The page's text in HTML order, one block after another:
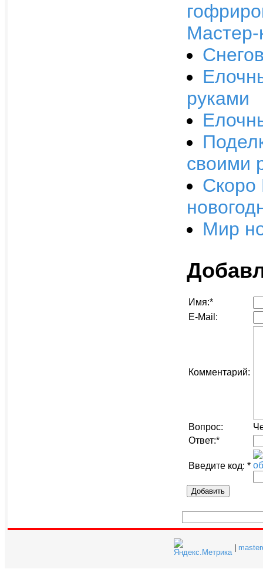
Мастер-
руками
своими
Скоро
Мир
Имя:*
E-Mail:
Комментарий:
Вопрос:
Ответ:*
Введите код: *
Добавить